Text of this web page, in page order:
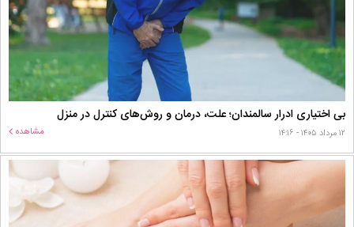
بی اختیاری ادرار سالمندان؛ علت، درمان و روش‌های کنترل در منزل
۱۲ مرداد ۱۴۰۵ - ۱۴:۱۶ مشاهده